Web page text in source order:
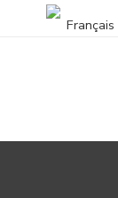
Français